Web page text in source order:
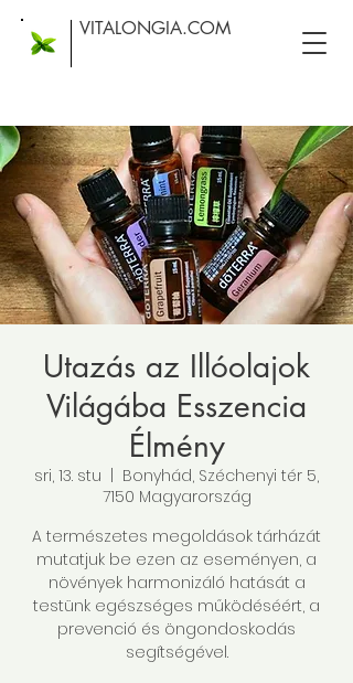
VITALONGIA.COM
Utazás az Illóolajok
Világába Esszencia
Élmény
sri, 13. stu
Bonyhád, Széchenyi tér 5,
7150 Magyarország
A természetes megoldások tárházát
mutatjuk be ezen az eseményen, a
növények harmonizáló hatását a
testünk egészséges működéséért, a
prevenció és öngondoskodás
segítségével.